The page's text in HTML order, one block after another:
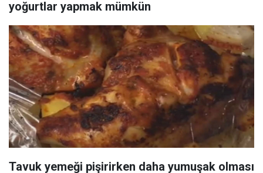
yoğurtlar yapmak mümkün
Tavuk yemeği pişirirken daha yumuşak olması